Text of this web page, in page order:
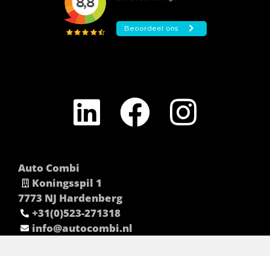
Auto Combi
Koningsspil 1
7773 NJ Hardenberg
+31(0)523-271318
info@autocombi.nl